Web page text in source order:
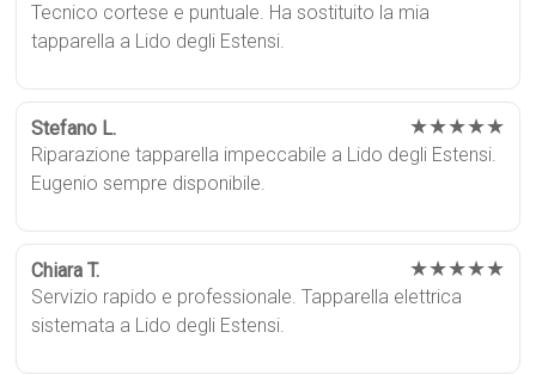
Tecnico cortese e puntuale. Ha sostituito la mia
tapparella a Lido degli Estensi.
Stefano L. ★★★★★
Riparazione tapparella impeccabile a Lido degli Estensi.
Eugenio sempre disponibile.
Chiara T. ★★★★★
Servizio rapido e professionale. Tapparella elettrica
sistemata a Lido degli Estensi.